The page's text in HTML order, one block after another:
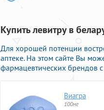
Купить левитру в
Для хорошей потенции
аптеке. На этом сайте Вы
фармацевтических брендов
Виагра
100мг